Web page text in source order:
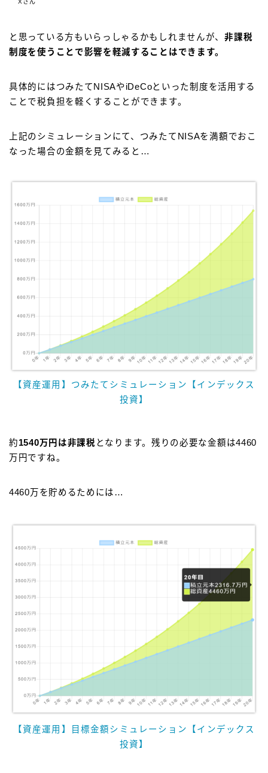
Xさん
と思っている方もいらっしゃるかもしれませんが、非課税
制度を使うことで影響を軽減することはできます。
具体的にはつみたてNISAやiDeCoといった制度を活用する
ことで税負担を軽くすることができます。
上記のシミュレーションにて、つみたてNISAを満額でおこ
なった場合の金額を見てみると…
【資産運用】つみたてシミュレーション【インデックス
投資】
約1540万円は非課税 となります。残りの必要な金額は4460
万円ですね。
4460万を貯めるためには…
【資産運用】目標金額シミュレーション【インデックス
投資】